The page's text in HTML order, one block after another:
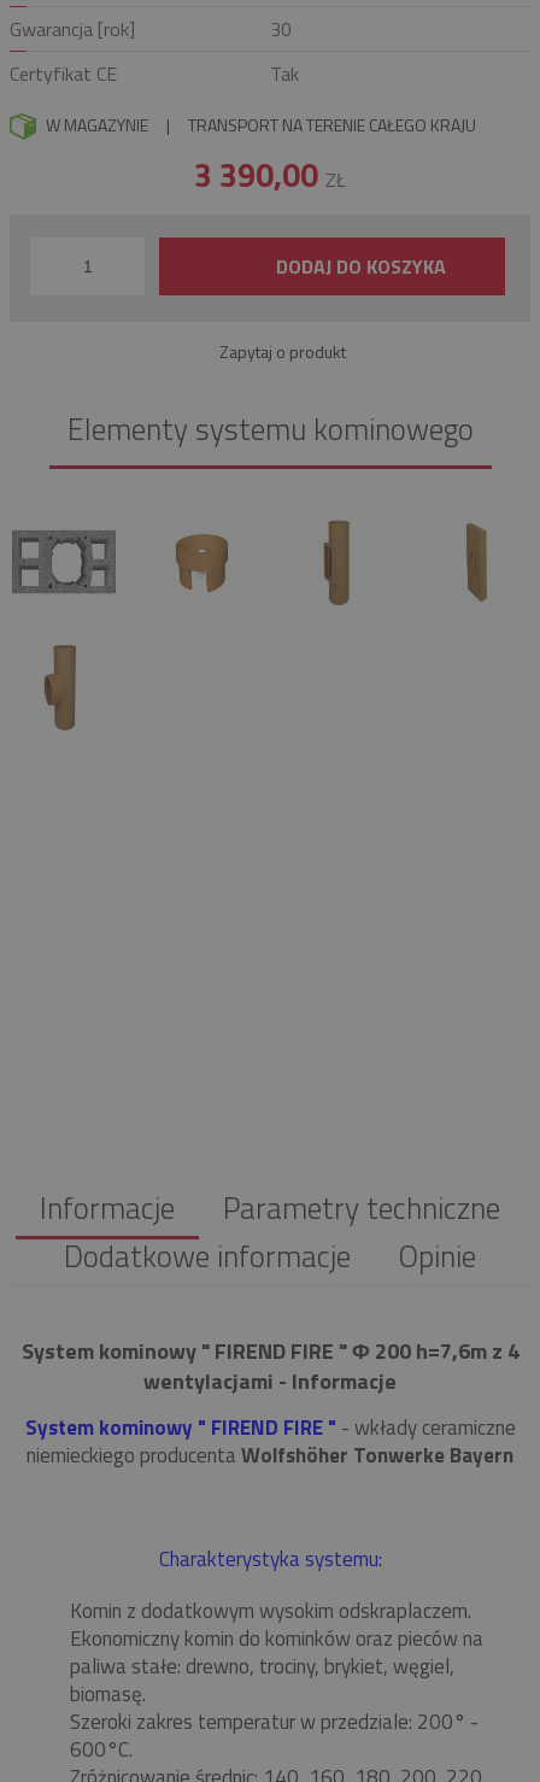
Gwarancja [rok]
30
Certyfikat CE
Tak
W MAGAZYNIE | TRANSPORT NA TERENIE CAŁEGO KRAJU
3 390,00 ZŁ
DODAJ DO KOSZYKA
Zapytaj o produkt
Elementy systemu kominowego
Informacje
Parametry techniczne
Dodatkowe informacje
Opinie
System kominowy " FIREND FIRE " Φ 200 h=7,6m z 4
wentylacjami - Informacje
System kominowy " FIREND FIRE " - wkłady ceramiczne
niemieckiego producentaWolfshöher Tonwerke Bayern
Charakterystyka systemu:
Komin z dodatkowym wysokim odskraplaczem.
Ekonomiczny komin do kominków oraz pieców na
paliwa stałe: drewno, trociny, brykiet, węgiel,
biomasę.
Szeroki zakres temperatur w przedziale: 200° -
600°C.